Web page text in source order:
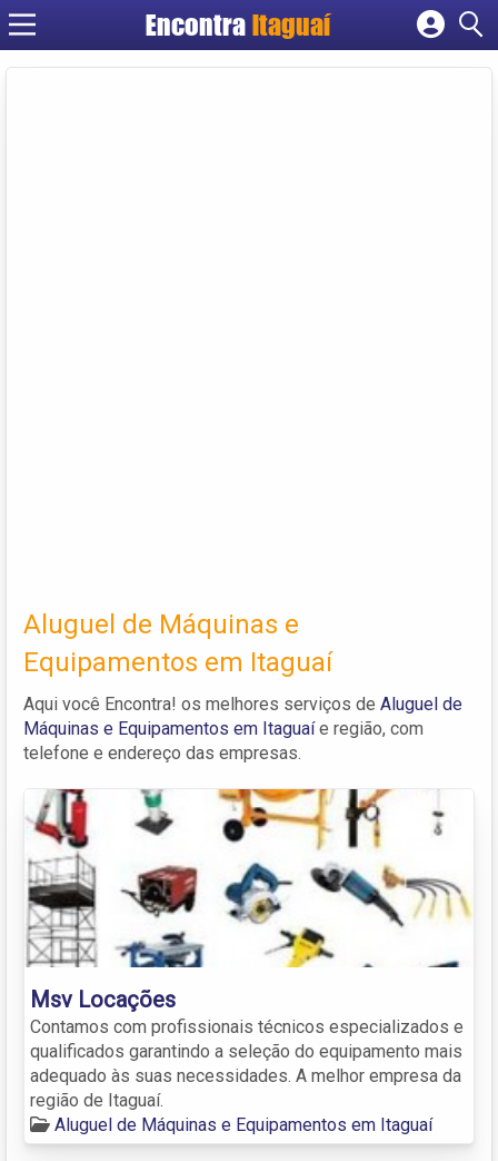
EncontraItaguaí
Cadastrar empresa
Aluguel de Máquinas e
Equipamentos em Itaguaí
Aqui você Encontra! os melhores serviços de Aluguel de
Máquinas e Equipamentos em Itaguaíe região, com
telefone e endereço das empresas.
Msv Locações
Contamos com profissionais técnicos especializados e
qualificados garantindo a seleção do equipamento mais
adequado às suas necessidades. A melhor empresa da
região de Itaguaí.
Aluguel de Máquinas e Equipamentos em Itaguaí